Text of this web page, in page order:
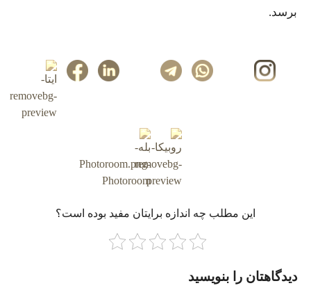
برسد.
این مطلب چه‌ اندازه برایتان مفید بوده است؟
دیدگاهتان را بنویسید